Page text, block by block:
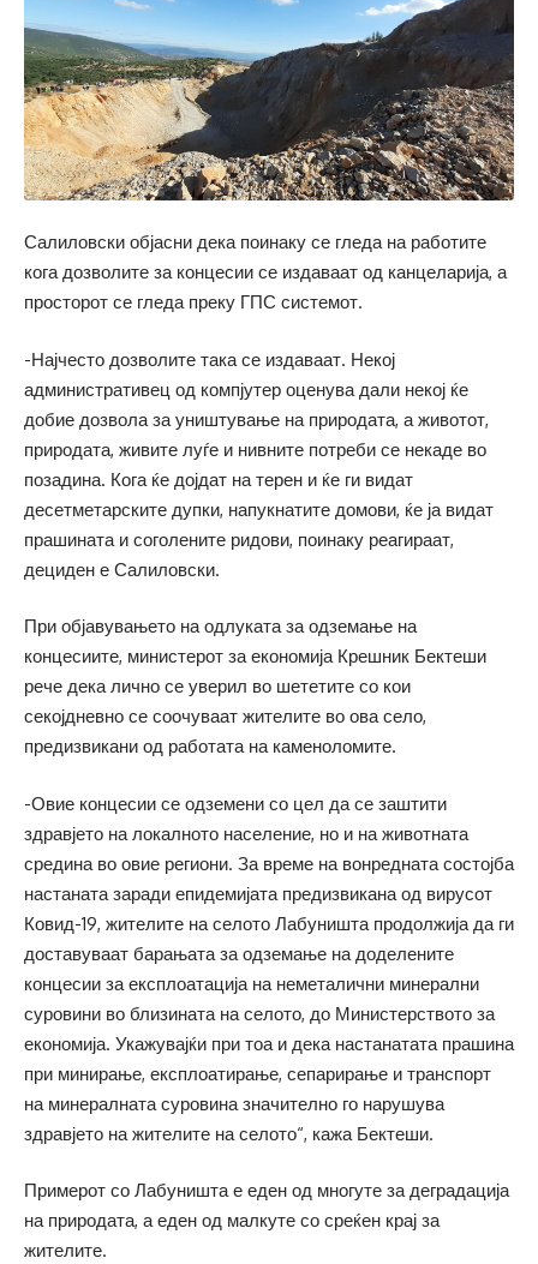
Салиловски објасни дека поинаку се гледа на работите
кога дозволите за концесии се издаваат од канцеларија, а
просторот се гледа преку ГПС системот.
-Најчесто дозволите така се издаваат. Некој
административец од компјутер оценува дали некој ќе
добие дозвола за уништување на природата, а животот,
природата, живите луѓе и нивните потреби се некаде во
позадина. Кога ќе дојдат на терен и ќе ги видат
десетметарските дупки, напукнатите домови, ќе ја видат
прашината и соголените ридови, поинаку реагираат,
дециден е Салиловски.
При објавувањето на одлуката за одземање на
концесиите, министерот за економија Крешник Бектеши
рече дека лично се уверил во шететите со кои
секојдневно се соочуваат жителите во ова село,
предизвикани од работата на каменоломите.
-Овие концесии се одземени со цел да се заштити
здравјето на локалното население, но и на животната
средина во овие региони. За време на вонредната состојба
настаната заради епидемијата предизвикана од вирусот
Ковид-19, жителите на селото Лабуништа продолжија да ги
доставуваат барањата за одземање на доделените
концесии за експлоатација на неметалични минерални
суровини во близината на селото, до Министерството за
економија. Укажувајќи при тоа и дека настанатата прашина
при минирање, експлоатирање, сепарирање и транспорт
на минералната суровина значително го нарушува
здравјето на жителите на селото“, кажа Бектеши.
Примерот со Лабуништа е еден од многуте за деградација
на природата, а еден од малкуте со среќен крај за
жителите.